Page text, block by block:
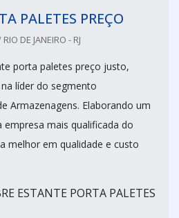
PALETES PREÇO
DE JANEIRO - RJ
porta paletes preço justo,
líder do segmento
Armazenagens. Elaborando um
mais qualificada do
melhor em qualidade e custo
ESTANTE PORTA PALETES